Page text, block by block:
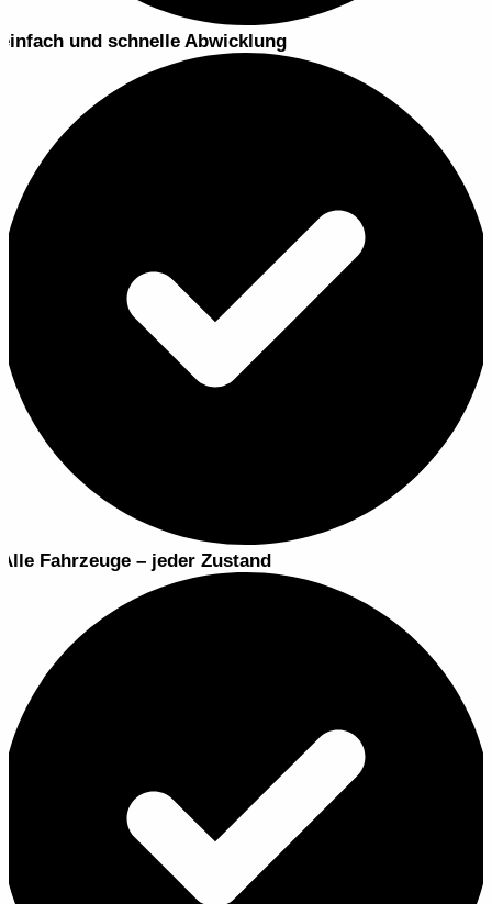
einfach und schnelle Abwicklung
Alle Fahrzeuge – jeder Zustand